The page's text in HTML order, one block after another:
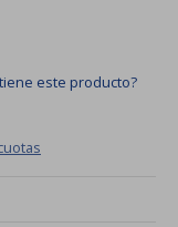
este producto?